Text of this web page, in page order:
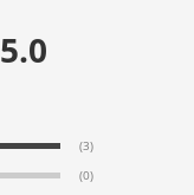
5.0
(3)
(0)